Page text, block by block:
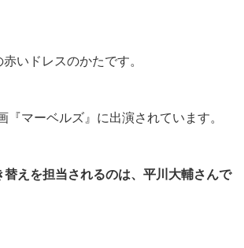
赤いドレスのかたです。
『マーベルズ』に出演されています。
替えを担当されるのは、平川大輔さんで